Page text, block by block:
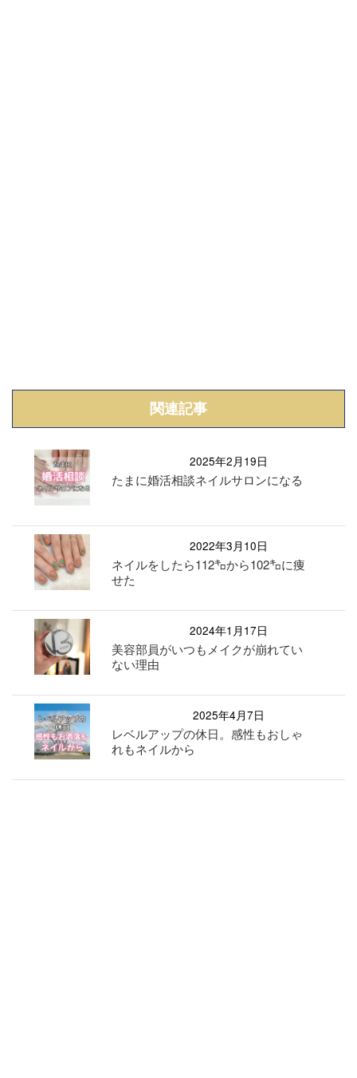
関連記事
2025年2月19日
たまに婚活相談ネイルサロンになる
2022年3月10日
ネイルをしたら112㌔から102㌔に痩
せた
2024年1月17日
美容部員がいつもメイクが崩れてい
ない理由
2025年4月7日
レベルアップの休日。感性もおしゃ
れもネイルから